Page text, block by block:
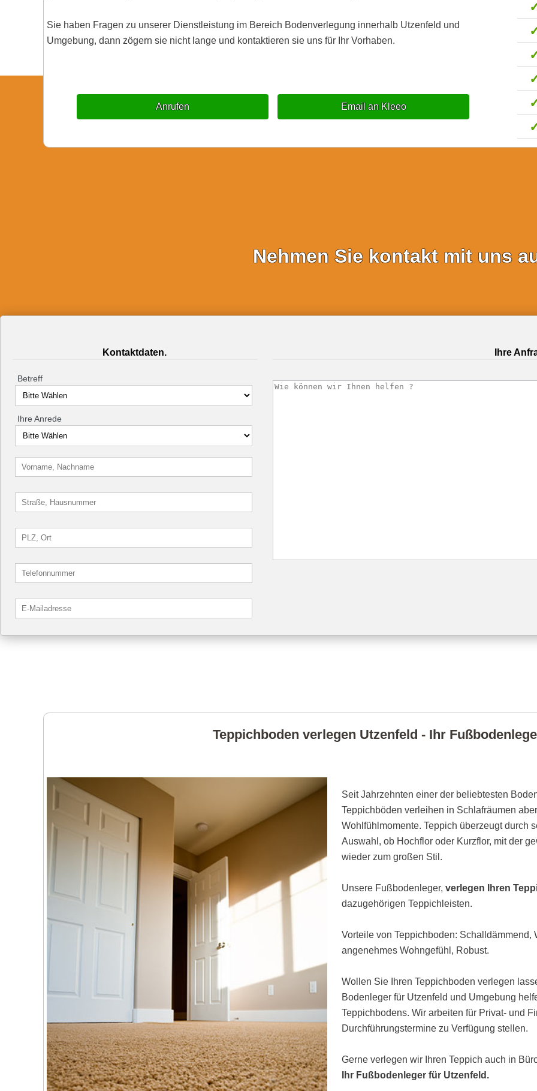
Sie haben Fragen zu unserer Dienstleistung im Bereich Bodenverlegung innerhalb Utzenfeld und
Umgebung, dann zögern sie nicht lange und kontaktieren sie uns für Ihr Vorhaben.
Anrufen Email an Kleeo
Nehmen Sie kontakt mit uns
Kontaktdaten.
Betreff
Ihre Anrede
Ihre
Teppichboden verlegen Utzenfeld - Ihr
Seit Jahrzehnten einer der beliebtesten
Teppichböden verleihen in Schlafräumen
Wohlfühlmomente. Teppich überzeugt durch
Auswahl, ob Hochflor oder Kurzflor, mit der
wieder zum großen Stil.
Unsere Fußbodenleger,verlegen Ihren
dazugehörigen Teppichleisten.
Vorteile von Teppichboden:
angenehmes Wohngefühl, Robust.
Wollen Sie Ihren Teppichboden verlegen
Bodenleger für Utzenfeld und Umgebung
Teppichbodens. Wir arbeiten für Privat- und
Durchführungstermine zu Verfügung stellen.
Gerne verlegen wir Ihren Teppich auch in
Ihr Fußbodenleger für Utzenfeld.